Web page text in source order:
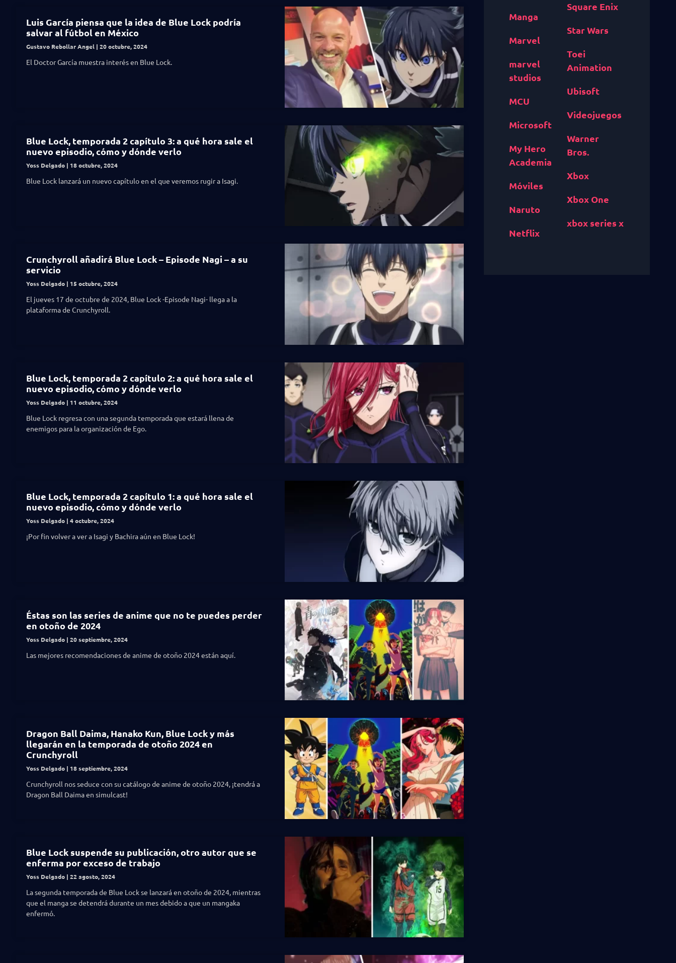
Luis García piensa que la idea de Blue Lock podría
salvar al fútbol en México
Gustavo Rebollar Angel 20 octubre, 2024
El Doctor García muestra interés en Blue Lock.
Blue Lock, temporada 2 capítulo 3: a qué hora sale el
nuevo episodio, cómo y dónde verlo
Yoss Delgado 18 octubre, 2024
Blue Lock lanzará un nuevo capítulo en el que veremos rugir a Isagi.
Crunchyroll añadirá Blue Lock – Episode Nagi – a su
servicio
Yoss Delgado 15 octubre, 2024
El jueves 17 de octubre de 2024, Blue Lock -Episode Nagi- llega a la
plataforma de Crunchyroll.
Blue Lock, temporada 2 capítulo 2: a qué hora sale el
nuevo episodio, cómo y dónde verlo
Yoss Delgado 11 octubre, 2024
Blue Lock regresa con una segunda temporada que estará llena de
enemigos para la organización de Ego.
Blue Lock, temporada 2 capítulo 1: a qué hora sale el
nuevo episodio, cómo y dónde verlo
Yoss Delgado 4 octubre, 2024
¡Por fin volver a ver a Isagi y Bachira aún en Blue Lock!
Éstas son las series de anime que no te puedes perder
en otoño de 2024
Yoss Delgado 20 septiembre, 2024
Las mejores recomendaciones de anime de otoño 2024 están aquí.
Dragon Ball Daima, Hanako Kun, Blue Lock y más
llegarán en la temporada de otoño 2024 en
Crunchyroll
Yoss Delgado 18 septiembre, 2024
Crunchyroll nos seduce con su catálogo de anime de otoño 2024, ¡tendrá a
Dragon Ball Daima en simulcast!
Blue Lock suspende su publicación, otro autor que se
enferma por exceso de trabajo
Yoss Delgado 22 agosto, 2024
La segunda temporada de Blue Lock se lanzará en otoño de 2024, mientras
que el manga se detendrá durante un mes debido a que un mangaka
enfermó.
Manga
Marvel
marvel
studios
MCU
Microsoft
My Hero
Academia
Móviles
Naruto
Netflix
Square Enix
Star Wars
Toei
Animation
Ubisoft
Videojuegos
Warner
Bros.
Xbox
Xbox One
xbox series x